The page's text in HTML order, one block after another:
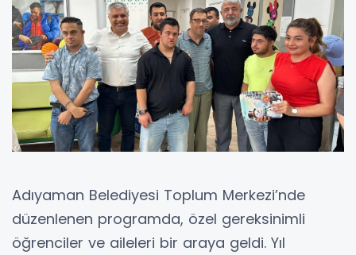
Adıyaman Belediyesi Toplum Merkezi’nde
düzenlenen programda, özel gereksinimli
öğrenciler ve aileleri bir araya geldi. Yıl